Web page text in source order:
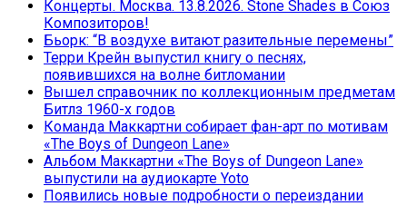
Концерты. Москва. 13.8.2026. Stone Shades в Союз
Композиторов!
Бьорк: “В воздухе витают разительные перемены”
Терри Крейн выпустил книгу о песнях,
появившихся на волне битломании
Вышел справочник по коллекционным предметам
Битлз 1960-х годов
Команда Маккартни собирает фан-арт по мотивам
«The Boys of Dungeon Lane»
Альбом Маккартни «The Boys of Dungeon Lane»
выпустили на аудиокарте Yoto
Появились новые подробности о переиздании